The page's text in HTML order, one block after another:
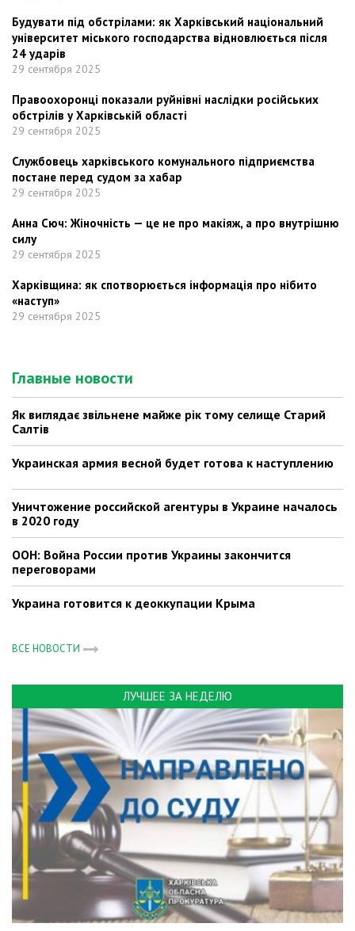
Будувати під обстрілами: як Харківський національний
університет міського господарства відновлюється після
24 ударів
29 сентября 2025
Правоохоронці показали руйнівні наслідки російських
обстрілів у Харківській області
29 сентября 2025
Службовець харківського комунального підприємства
постане перед судом за хабар
29 сентября 2025
Анна Сюч: Жіночність — це не про макіяж, а про внутрішню
силу
29 сентября 2025
Харківщина: як спотворюється інформація про нібито
«наступ»
29 сентября 2025
Главные новости
Як виглядає звільнене майже рік тому селище Старий
Салтів
Украинская армия весной будет готова к наступлению
Уничтожение российской агентуры в Украине началось
в 2020 году
ООН: Война России против Украины закончится
переговорами
Украина готовится к деоккупации Крыма
ВСЕ НОВОСТИ
ЛУЧШЕЕ ЗА НЕДЕЛЮ